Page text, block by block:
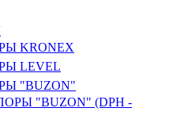
KRONEX
LEVEL
"BUZON"
"BUZON" (DPH -